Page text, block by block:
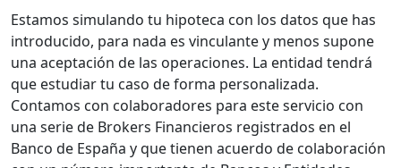
Estamos simulando tu hipoteca con los datos que has
introducido, para nada es vinculante y menos supone
una aceptación de las operaciones. La entidad tendrá
que estudiar tu caso de forma personalizada.
Contamos con colaboradores para este servicio con
una serie de Brokers Financieros registrados en el
Banco de España y que tienen acuerdo de colaboración